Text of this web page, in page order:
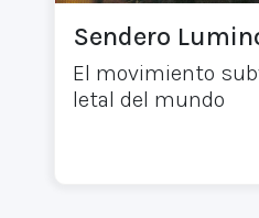
Sendero
El movimiento
letal del mundo